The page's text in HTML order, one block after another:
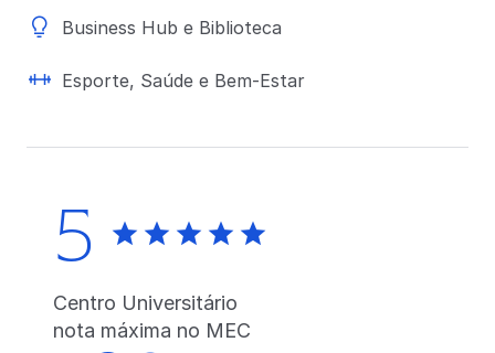
Business Hub e Biblioteca
Esporte, Saúde e Bem-Estar
5
Centro Universitário
nota máxima no MEC